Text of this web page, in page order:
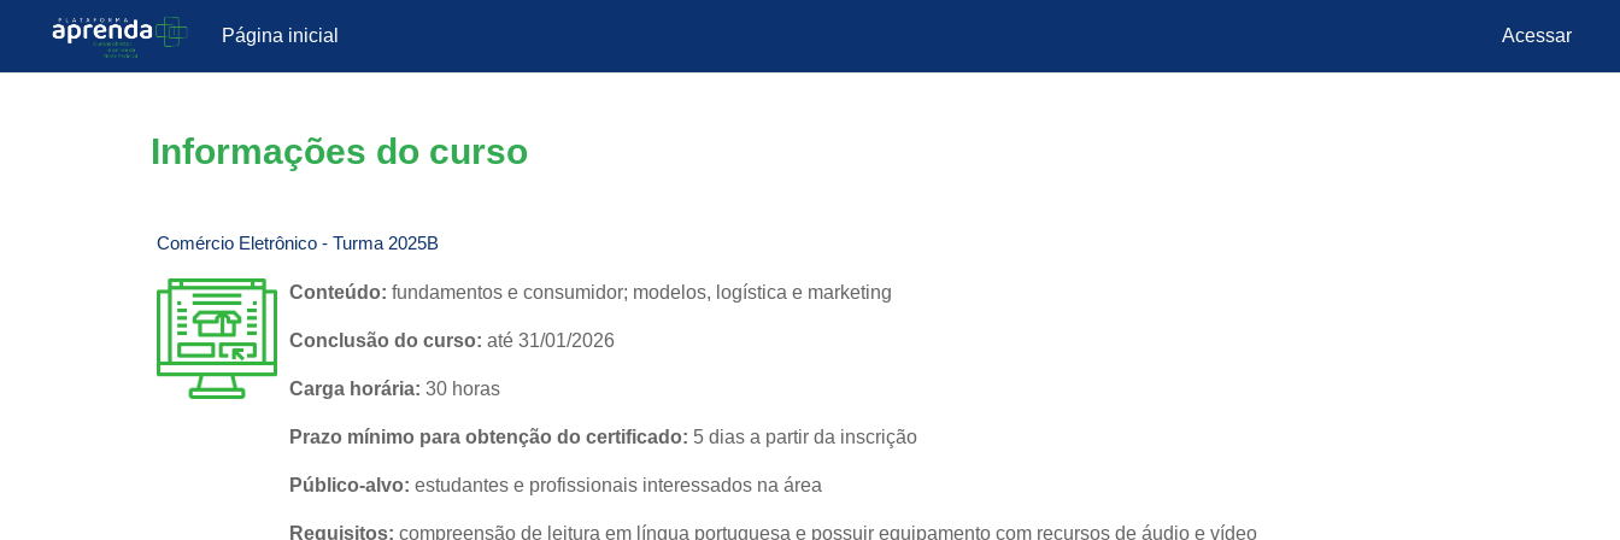
Página inicial Acessar
Informações do curso
Comércio Eletrônico - Turma 2025B
Conteúdo: fundamentos e consumidor; modelos, logística e marketing
Conclusão do curso: até 31/01/2026
Carga horária: 30 horas
Prazo mínimo para obtenção do certificado: 5 dias a partir da inscrição
Público-alvo: estudantes e profissionais interessados na área
Requisitos: compreensão de leitura em língua portuguesa e possuir equipamento com recursos de áudio e vídeo